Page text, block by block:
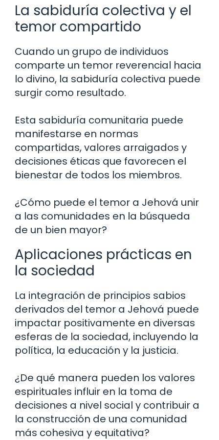
La sabiduría colectiva y el
temor compartido
Cuando un grupo de individuos
comparte un temor reverencial hacia
lo divino, la sabiduría colectiva puede
surgir como resultado.
Esta sabiduría comunitaria puede
manifestarse en normas
compartidas, valores arraigados y
decisiones éticas que favorecen el
bienestar de todos los miembros.
¿Cómo puede el temor a Jehová unir
a las comunidades en la búsqueda
de un bien mayor?
Aplicaciones prácticas en
la sociedad
La integración de principios sabios
derivados del temor a Jehová puede
impactar positivamente en diversas
esferas de la sociedad, incluyendo la
política, la educación y la justicia.
¿De qué manera pueden los valores
espirituales influir en la toma de
decisiones a nivel social y contribuir a
la construcción de una comunidad
más cohesiva y equitativa?